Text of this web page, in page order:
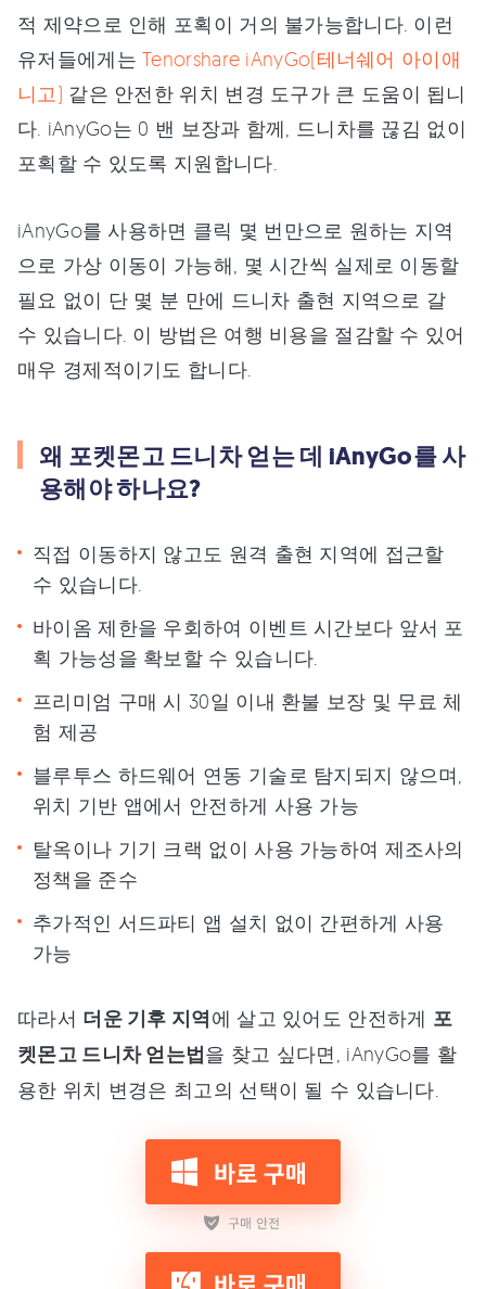
적 제약으로 인해 포획이 거의 불가능합니다. 이런
유저들에게는Tenorshare iAnyGo(테너쉐어 아이애
니고) 같은 안전한 위치 변경 도구가 큰 도움이 됩니
다. iAnyGo는 0 밴 보장과 함께, 드니차를 끊김 없이
포획할 수 있도록 지원합니다.
iAnyGo를 사용하면 클릭 몇 번만으로 원하는 지역
으로 가상 이동이 가능해, 몇 시간씩 실제로 이동할
필요 없이 단 몇 분 만에 드니차 출현 지역으로 갈
수 있습니다. 이 방법은 여행 비용을 절감할 수 있어
매우 경제적이기도 합니다.
왜 포켓몬고 드니차 얻는 데 iAnyGo를 사
용해야 하나요?
직접 이동하지 않고도 원격 출현 지역에 접근할
수 있습니다.
바이옴 제한을 우회하여 이벤트 시간보다 앞서 포
획 가능성을 확보할 수 있습니다.
프리미엄 구매 시 30일 이내 환불 보장 및 무료 체
험 제공
블루투스 하드웨어 연동 기술로 탐지되지 않으며,
위치 기반 앱에서 안전하게 사용 가능
탈옥이나 기기 크랙 없이 사용 가능하여 제조사의
정책을 준수
추가적인 서드파티 앱 설치 없이 간편하게 사용
가능
따라서 더운 기후 지역에 살고 있어도 안전하게 포
켓몬고 드니차 얻는법을 찾고 싶다면, iAnyGo를 활
용한 위치 변경은 최고의 선택이 될 수 있습니다.